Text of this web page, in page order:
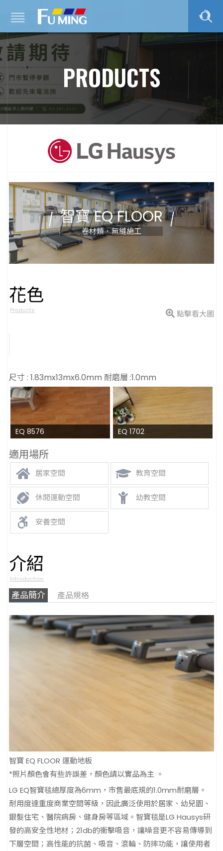
PRODUCTS
智寶 EQ FLOOR
卷材類．無縫施工
花色
Products 點擊看大圖
尺寸 : 1.83mx13mx6.0mm 耐磨層 :1.0mm
EQ 8576 EQ 1702
適用場所
居家空間 教育空間
休閒運動空間 幼教空間
安養空間
介紹
Introduction
產品簡介 產品規格
智寶 EQ FLOOR 運動地板
*照片顏色會有些許誤差，顏色請以實品為主 。
LG EQ智寶毯總厚度為6mm，市售最底規的1.0mm耐磨層。
耐用度達重度商業空間等級，因此廣泛使用於居家、幼兒園、
銀髮住宅、醫院病房、健身房等區域。智寶毯是LG Hausys研
發的高安全性地材；21db的衝擊吸音，讓噪音更不容易傳導到
下層空間；高性能的抗菌、吸音、滾輪、防摔功能，讓使用者